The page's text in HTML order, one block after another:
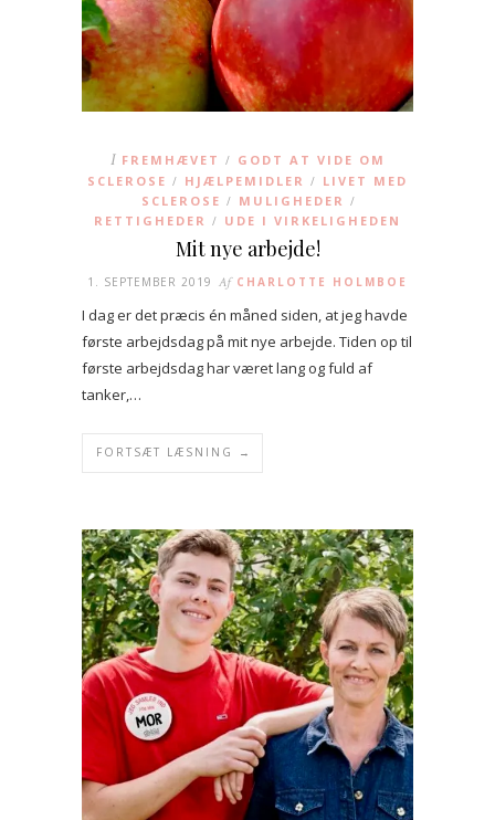
I FREMHÆVET /
GODT AT VIDE OM
SCLEROSE / HJÆLPEMIDLER / LIVET MED
SCLEROSE / MULIGHEDER /
RETTIGHEDER / UDE I VIRKELIGHEDEN
Mit nye arbejde!
1. SEPTEMBER 2019 Af CHARLOTTE HOLMBOE
I dag er det præcis én måned siden, at jeg havde
første arbejdsdag på mit nye arbejde. Tiden op til
første arbejdsdag har været lang og fuld af
tanker,…
FORTSÆT LÆSNING →